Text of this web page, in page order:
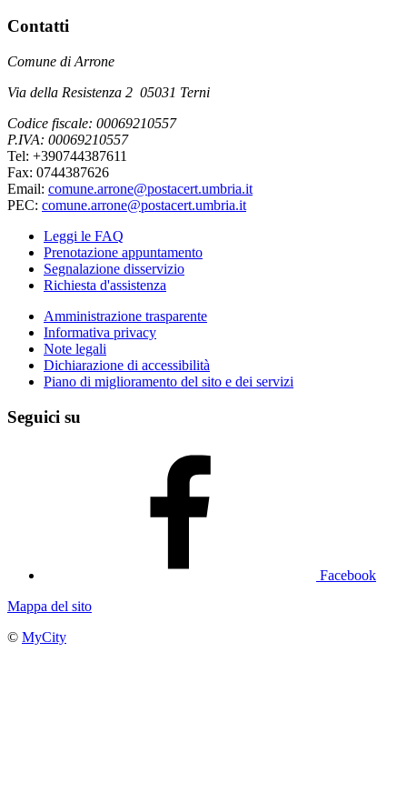
Contatti
Comune di Arrone
Via della Resistenza 2 05031 Terni
Codice fiscale: 00069210557
P.IVA: 00069210557
Tel: +390744387611
Fax: 0744387626
Email: comune.arrone@postacert.umbria.it
PEC: comune.arrone@postacert.umbria.it
Leggi le FAQ
Prenotazione appuntamento
Segnalazione disservizio
Richiesta d'assistenza
Amministrazione trasparente
Informativa privacy
Note legali
Dichiarazione di accessibilità
Piano di miglioramento del sito e dei servizi
Seguici su
Facebook
Mappa del sito
© MyCity